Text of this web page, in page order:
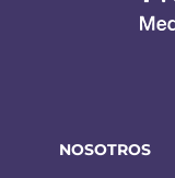
NOSOTROS